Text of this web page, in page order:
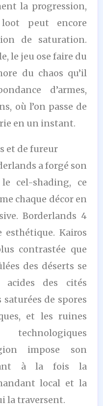
la progression,
peut encore
de saturation.
le jeu ose faire du
du chaos qu’il
d’armes,
où l’on passe de
en un instant.
et de fureur
a forgé son
cel-shading, ce
chaque décor en
Borderlands 4
Kairos
contrastée que
des déserts se
des cités
de spores
et les ruines
impose son
à la fois la
local et la
la traversent.